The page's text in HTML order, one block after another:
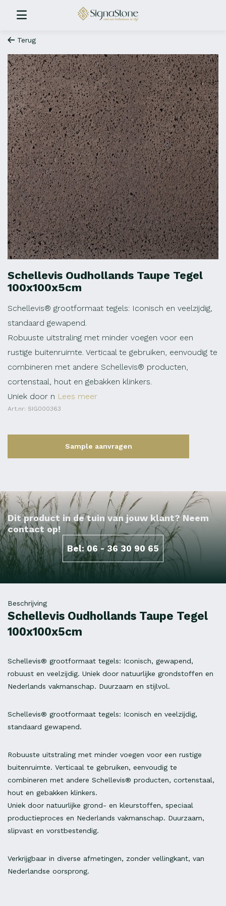
Terug
Schellevis Oudhollands Taupe Tegel
100x100x5cm
Schellevis® grootformaat tegels: Iconisch en veelzijdig,
standaard gewapend.
Robuuste uitstraling met minder voegen voor een
rustige buitenruimte. Verticaal te gebruiken, eenvoudig te
combineren met andere Schellevis® producten,
cortenstaal, hout en gebakken klinkers.
Uniek door n Lees meer
Art.nr: SIG000363
Sample aanvragen
Dit product in de tuin van jouw klant? Neem
contact op!
Bel: 06 - 36 30 90 65
Beschrijving
Schellevis Oudhollands Taupe Tegel
100x100x5cm
Schellevis® grootformaat tegels: Iconisch, gewapend,
robuust en veelzijdig. Uniek door natuurlijke grondstoffen en
Nederlands vakmanschap. Duurzaam en stijlvol.
Schellevis® grootformaat tegels: Iconisch en veelzijdig,
standaard gewapend.
Robuuste uitstraling met minder voegen voor een rustige
buitenruimte. Verticaal te gebruiken, eenvoudig te
combineren met andere Schellevis® producten, cortenstaal,
hout en gebakken klinkers.
Uniek door natuurlijke grond- en kleurstoffen, speciaal
productieproces en Nederlands vakmanschap. Duurzaam,
slipvast en vorstbestendig.
Verkrijgbaar in diverse afmetingen, zonder vellingkant, van
Nederlandse oorsprong.